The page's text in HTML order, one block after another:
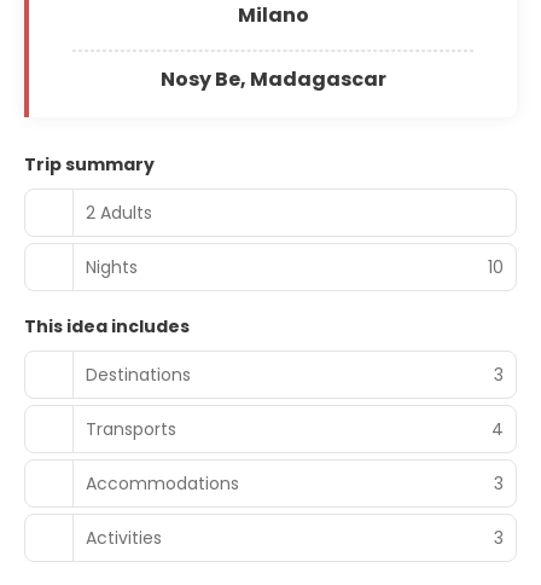
Milano
Nosy Be, Madagascar
Trip summary
2 Adults
Nights 10
This idea includes
Destinations
3
Transports 4
Accommodations 3
Activities 3